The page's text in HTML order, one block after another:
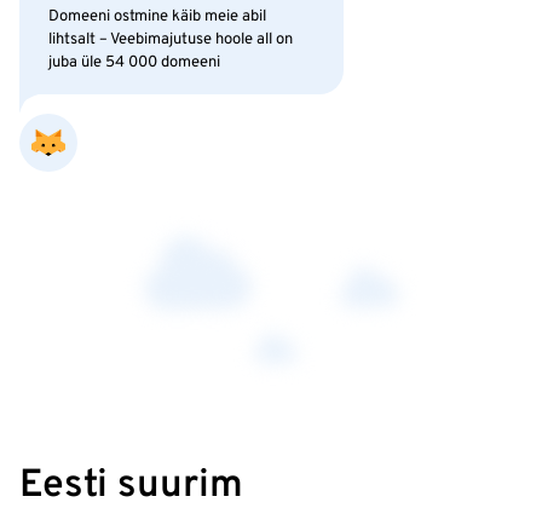
Domeeni ostmine käib meie abil
lihtsalt – Veebimajutuse hoole all on
juba üle 54 000 domeeni
Eesti suurim